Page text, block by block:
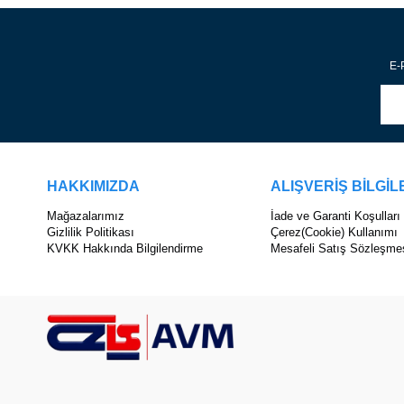
HAKKIMIZDA
Mağazalarımız
Gizlilik Politikası
KVKK Hakkında Bilgilendirme
ALIŞVERİŞ
İade ve Garanti Koşulları
Çerez(Cookie) Kullanımı
Mesafeli Satış